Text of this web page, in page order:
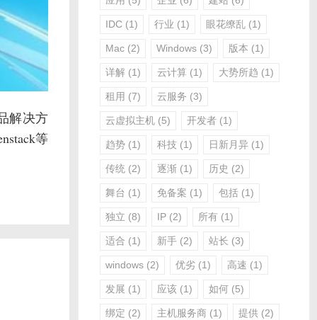
解决方
等
IDC (1) 行业 (1) 眼花缭乱 (1)
Mac (2) Windows (3) 版本 (1)
详解 (1) 云计算 (1) 大势所趋 (1)
租用 (7) 云服务 (3)
云虚拟主机 (5) 开发者 (1)
趋势 (1) 科技 (1) 日新月异 (1)
传统 (2) 逐渐 (1) 历史 (2)
舞台 (1) 免备案 (1) 包括 (1)
独立 (8) IP (2) 所有 (1)
适合 (1) 新手 (2) 站长 (3)
windows (2) 优劣 (1) 高速 (1)
发展 (1) 应该 (1) 如何 (5)
绑定 (2) 主机服务商 (1) 提供 (2)